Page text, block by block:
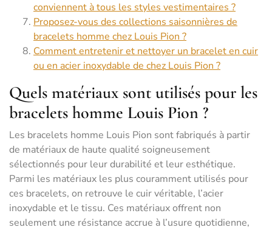
conviennent à tous les styles vestimentaires ?
Proposez-vous des collections saisonnières de
bracelets homme chez Louis Pion ?
Comment entretenir et nettoyer un bracelet en cuir
ou en acier inoxydable de chez Louis Pion ?
Quels matériaux sont utilisés pour les
bracelets homme Louis Pion ?
Les bracelets homme Louis Pion sont fabriqués à partir
de matériaux de haute qualité soigneusement
sélectionnés pour leur durabilité et leur esthétique.
Parmi les matériaux les plus couramment utilisés pour
ces bracelets, on retrouve le cuir véritable, l’acier
inoxydable et le tissu. Ces matériaux offrent non
seulement une résistance accrue à l’usure quotidienne,